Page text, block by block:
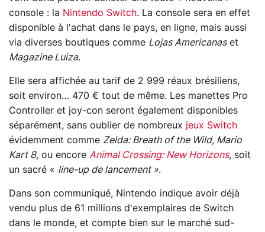
console : la Nintendo Switch. La console sera en effet
disponible à l'achat dans le pays, en ligne, mais aussi
via diverses boutiques comme Lojas Americanaset
Magazine Luiza.
Elle sera affichée au tarif de 2 999 réaux brésiliens,
soit environ… 470 € tout de même. Les manettes Pro
Controller et joy-con seront également disponibles
séparément, sans oublier de nombreux jeux Switch
évidemment comme Zelda: Breath of the Wild, Mario
Kart 8, ou encore Animal Crossing: New Horizons, soit
un sacré « line-up de lancement ».
Dans son communiqué, Nintendo indique avoir déjà
vendu plus de 61 millions d'exemplaires de Switch
dans le monde, et compte bien sur le marché sud-